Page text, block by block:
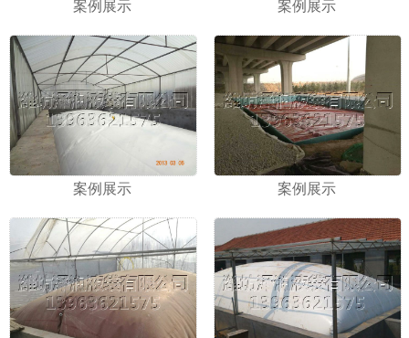
案例展示 案例展示
案例展示 案例展示